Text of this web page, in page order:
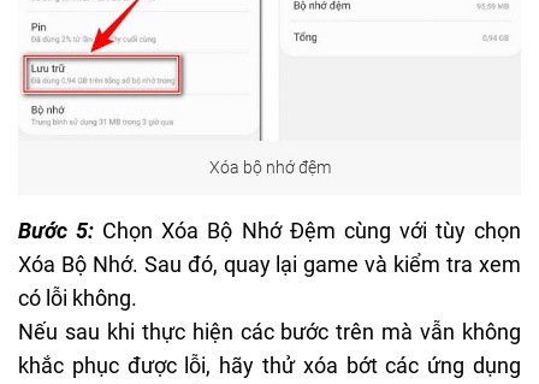
Xóa bộ nhớ đệm
Bước 5: Chọn Xóa Bộ Nhớ Đệm cùng với tùy chọn
Xóa Bộ Nhớ. Sau đó, quay lại game và kiểm tra xem
có lỗi không.
Nếu sau khi thực hiện các bước trên mà vẫn không
khắc phục được lỗi, hãy thử xóa bớt các ứng dụng